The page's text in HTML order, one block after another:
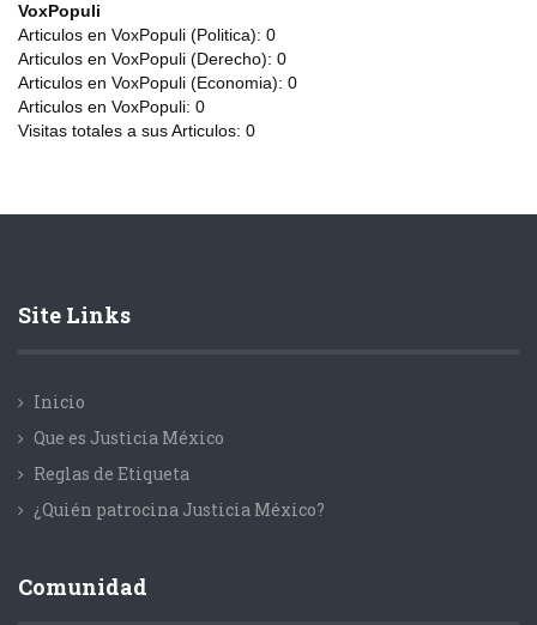
VoxPopuli
Articulos en VoxPopuli (Politica): 0
Articulos en VoxPopuli (Derecho): 0
Articulos en VoxPopuli (Economia): 0
Articulos en VoxPopuli: 0
Visitas totales a sus Articulos: 0
Site Links
Inicio
Que es Justicia México
Reglas de Etiqueta
¿Quién patrocina Justicia México?
Comunidad